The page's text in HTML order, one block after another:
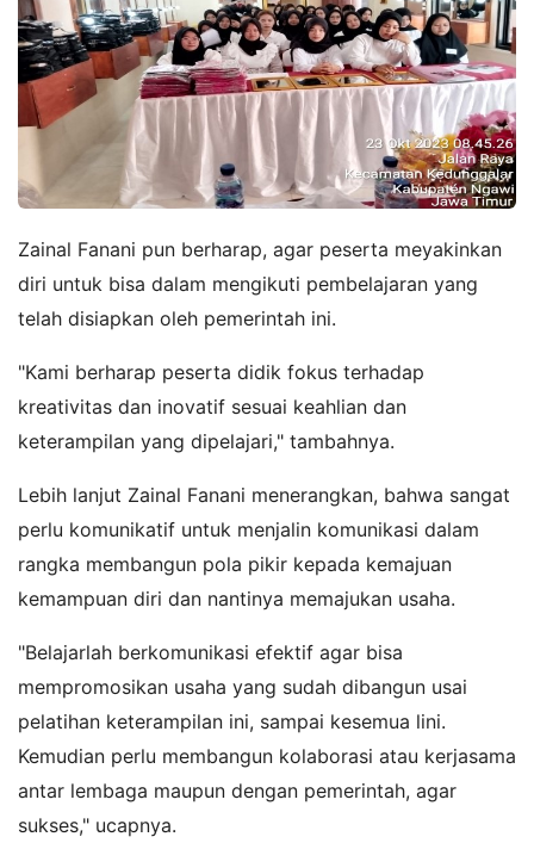
Zainal Fanani pun berharap, agar peserta meyakinkan
diri untuk bisa dalam mengikuti pembelajaran yang
telah disiapkan oleh pemerintah ini.
"Kami berharap peserta didik fokus terhadap
kreativitas dan inovatif sesuai keahlian dan
keterampilan yang dipelajari," tambahnya.
Lebih lanjut Zainal Fanani menerangkan, bahwa sangat
perlu komunikatif untuk menjalin komunikasi dalam
rangka membangun pola pikir kepada kemajuan
kemampuan diri dan nantinya memajukan usaha.
"Belajarlah berkomunikasi efektif agar bisa
mempromosikan usaha yang sudah dibangun usai
pelatihan keterampilan ini, sampai kesemua lini.
Kemudian perlu membangun kolaborasi atau kerjasama
antar lembaga maupun dengan pemerintah, agar
sukses," ucapnya.